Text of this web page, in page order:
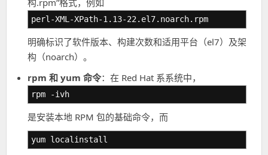
构.rpm”格式，例如
perl-XML-XPath-1.13-22.el7.noarch.rpm
明确标识了软件版本、构建次数和适用平台（el7）及架
构（noarch）。
rpm 和 yum 命令：在 Red Hat 系系统中，
rpm -ivh
是安装本地 RPM 包的基础命令，而
yum localinstall